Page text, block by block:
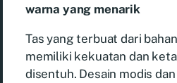
warna yang menarik
Tas yang terbuat dari
memiliki kekuatan dan
disentuh. Desain modis